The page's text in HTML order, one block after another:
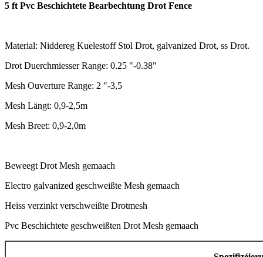
5 ft Pvc Beschichtete Bearbechtung Drot Fence
Material: Niddereg Kuelestoff Stol Drot, galvanized Drot, ss Drot.
Drot Duerchmiesser Range: 0.25 "-0.38"
Mesh Ouverture Range: 2 "-3,5
Mesh Längt: 0,9-2,5m
Mesh Breet: 0,9-2,0m
Beweegt Drot Mesh gemaach
Electro galvanized geschweißte Mesh gemaach
Heiss verzinkt verschweißte Drotmesh
Pvc Beschichtete geschweißten Drot Mesh gemaach